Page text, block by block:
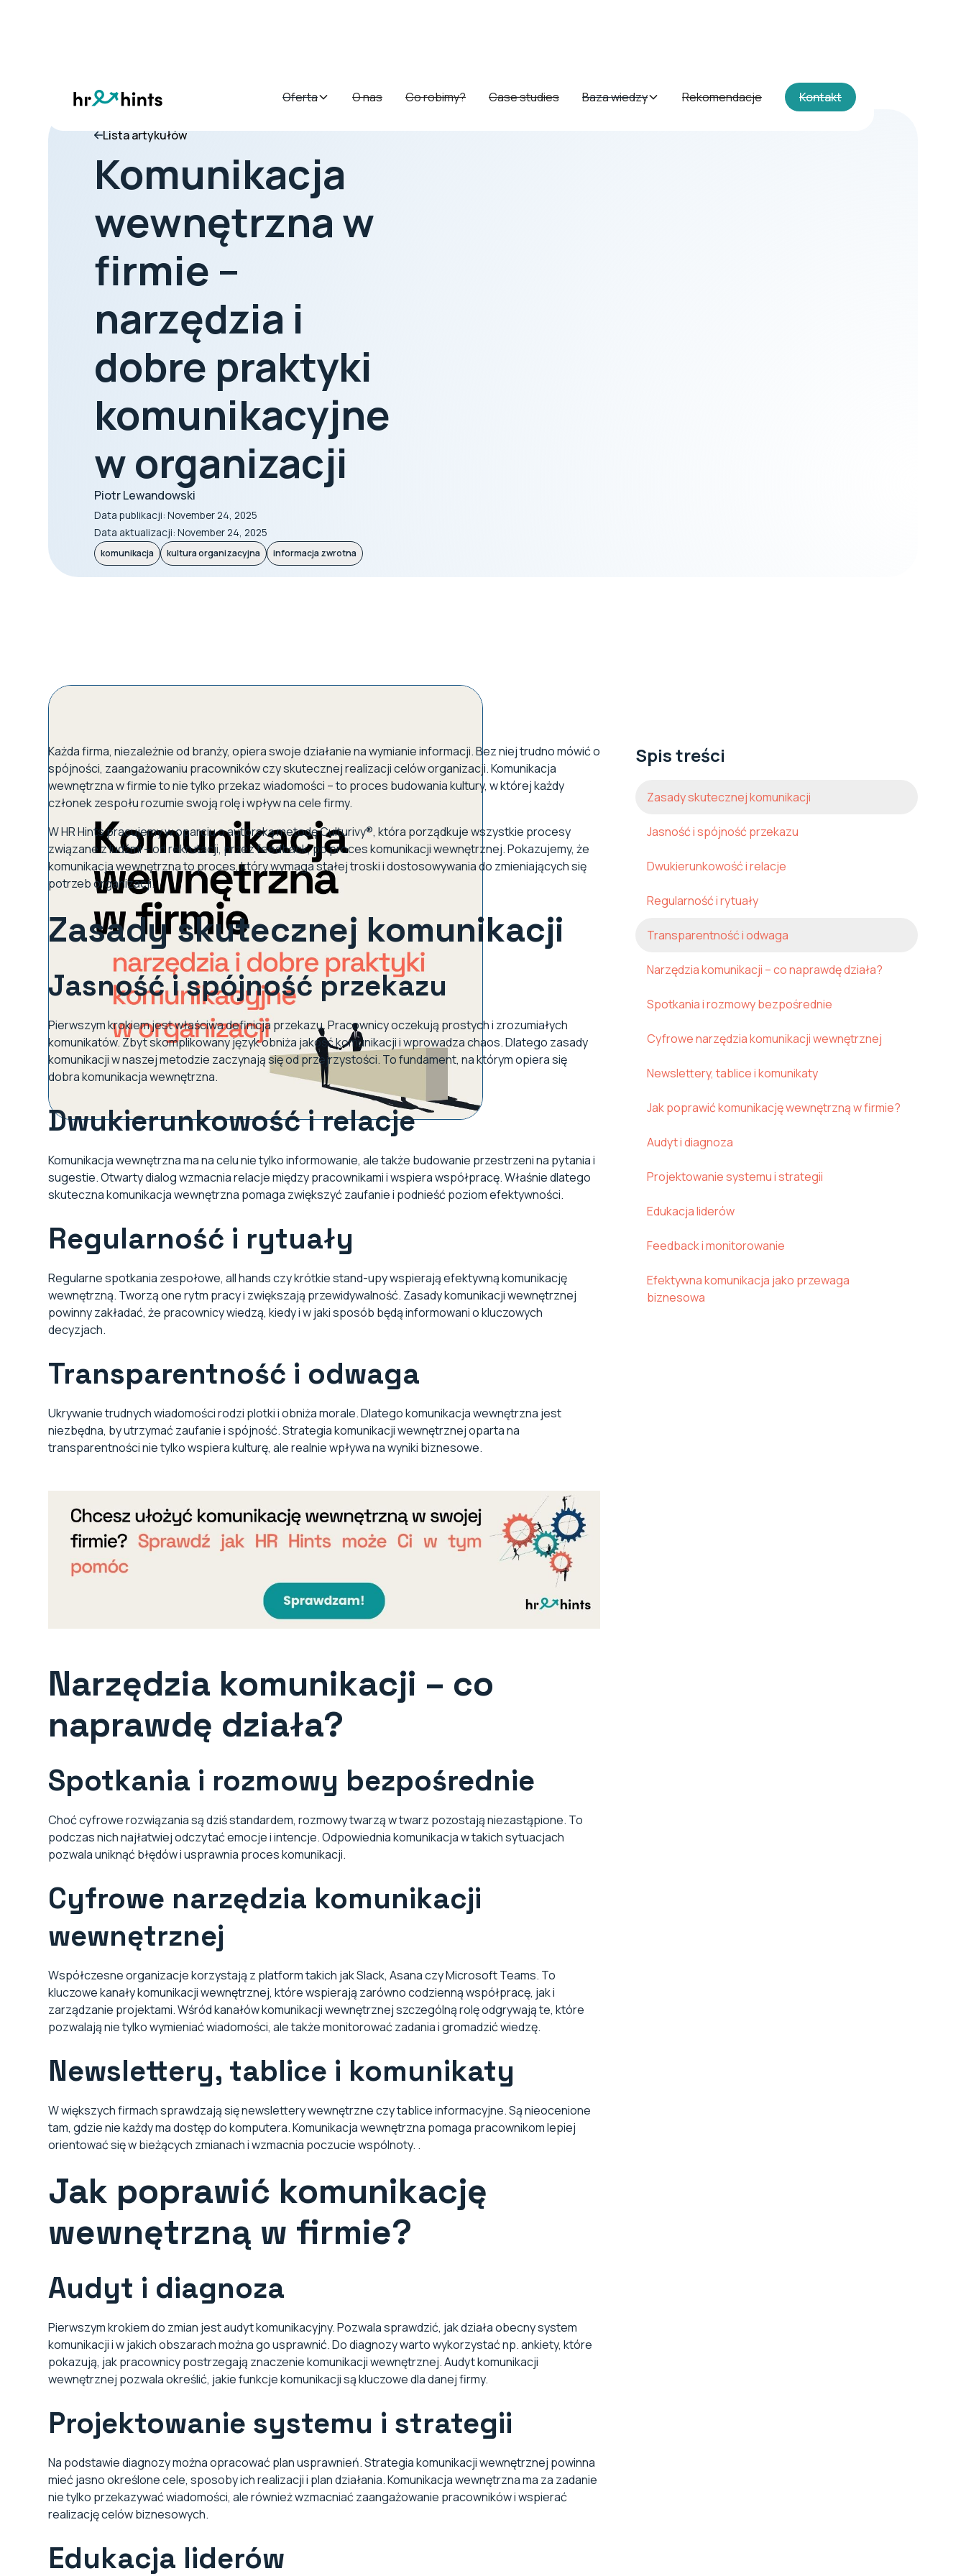
Oferta O nas Co robimy? Case studies Baza wiedzy Rekomendacje Kontakt
Lista artykułów
Komunikacja
wewnętrzna w
firmie –
narzędzia i
dobre praktyki
komunikacyjne
w organizacji
Piotr Lewandowski
Data publikacji: November 24, 2025
Data aktualizacji: November 24, 2025
komunikacja kultura organizacyjna informacja zwrotna
Każda firma, niezależnie od branży, opiera swoje działanie na wymianie informacji. Bez niej trudno mówić o
spójności, zaangażowaniu pracowników czy skutecznej realizacji celów organizacji. Komunikacja
wewnętrzna w firmie to nie tylko przekaz wiadomości – to proces budowania kultury, w której każdy
członek zespołu rozumie swoją rolę i wpływ na cele firmy.
W HR Hints pracujemy w oparciu o autorską metodę Culturivy®, która porządkuje wszystkie procesy
związane z ludźmi – od rekrutacji, przez feedback, po proces komunikacji wewnętrznej. Pokazujemy, że
komunikacja wewnętrzna to proces, który wymaga stałej troski i dostosowywania do zmieniających się
potrzeb organizacji.
Zasady skutecznej komunikacji
Jasność i spójność przekazu
Pierwszym krokiem jest właściwa definicja przekazu. Pracownicy oczekują prostych i zrozumiałych
komunikatów. Zbyt skomplikowany język obniża jakość komunikacji i wprowadza chaos. Dlatego zasady
komunikacji w naszej metodzie zaczynają się od przejrzystości. To fundament, na którym opiera się
dobra komunikacja wewnętrzna.
Dwukierunkowość i relacje
Komunikacja wewnętrzna ma na celu nie tylko informowanie, ale także budowanie przestrzeni na pytania i
sugestie. Otwarty dialog wzmacnia relacje między pracownikami i wspiera współpracę. Właśnie dlatego
skuteczna komunikacja wewnętrzna pomaga zwiększyć zaufanie i podnieść poziom efektywności.
Regularność i rytuały
Regularne spotkania zespołowe, all hands czy krótkie stand-upy wspierają efektywną komunikację
wewnętrzną. Tworzą one rytm pracy i zwiększają przewidywalność. Zasady komunikacji wewnętrznej
powinny zakładać, że pracownicy wiedzą, kiedy i w jaki sposób będą informowani o kluczowych
decyzjach.
Transparentność i odwaga
Ukrywanie trudnych wiadomości rodzi plotki i obniża morale. Dlatego komunikacja wewnętrzna jest
niezbędna, by utrzymać zaufanie i spójność. Strategia komunikacji wewnętrznej oparta na
transparentności nie tylko wspiera kulturę, ale realnie wpływa na wyniki biznesowe.
Narzędzia komunikacji – co
naprawdę działa?
Spotkania i rozmowy bezpośrednie
Choć cyfrowe rozwiązania są dziś standardem, rozmowy twarzą w twarz pozostają niezastąpione. To
podczas nich najłatwiej odczytać emocje i intencje. Odpowiednia komunikacja w takich sytuacjach
pozwala uniknąć błędów i usprawnia proces komunikacji.
Cyfrowe narzędzia komunikacji
wewnętrznej
Współczesne organizacje korzystają z platform takich jak Slack, Asana czy Microsoft Teams. To
kluczowe kanały komunikacji wewnętrznej, które wspierają zarówno codzienną współpracę, jak i
zarządzanie projektami. Wśród kanałów komunikacji wewnętrznej szczególną rolę odgrywają te, które
pozwalają nie tylko wymieniać wiadomości, ale także monitorować zadania i gromadzić wiedzę.
Newslettery, tablice i komunikaty
W większych firmach sprawdzają się newslettery wewnętrzne czy tablice informacyjne. Są nieocenione
tam, gdzie nie każdy ma dostęp do komputera. Komunikacja wewnętrzna pomaga pracownikom lepiej
orientować się w bieżących zmianach i wzmacnia poczucie wspólnoty. .
Jak poprawić komunikację
wewnętrzną w firmie?
Audyt i diagnoza
Pierwszym krokiem do zmian jest audyt komunikacyjny. Pozwala sprawdzić, jak działa obecny system
komunikacji i w jakich obszarach można go usprawnić. Do diagnozy warto wykorzystać np. ankiety, które
pokazują, jak pracownicy postrzegają znaczenie komunikacji wewnętrznej. Audyt komunikacji
wewnętrznej pozwala określić, jakie funkcje komunikacji są kluczowe dla danej firmy.
Projektowanie systemu i strategii
Na podstawie diagnozy można opracować plan usprawnień. Strategia komunikacji wewnętrznej powinna
mieć jasno określone cele, sposoby ich realizacji i plan działania. Komunikacja wewnętrzna ma za zadanie
nie tylko przekazywać wiadomości, ale również wzmacniać zaangażowanie pracowników i wspierać
realizację celów biznesowych.
Edukacja liderów
Spis treści
Zasady skutecznej komunikacji
Jasność i spójność przekazu
Dwukierunkowość i relacje
Regularność i rytuały
Transparentność i odwaga
Narzędzia komunikacji – co naprawdę działa?
Spotkania i rozmowy bezpośrednie
Cyfrowe narzędzia komunikacji wewnętrznej
Newslettery, tablice i komunikaty
Jak poprawić komunikację wewnętrzną w firmie?
Audyt i diagnoza
Projektowanie systemu i strategii
Edukacja liderów
Feedback i monitorowanie
Efektywna komunikacja jako przewaga
biznesowa